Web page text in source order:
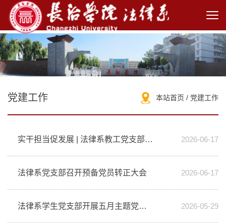
党建工作 本站首页 / 党建工作
实干担当促发展 | 法律系教工党支部开展主题党日活动 2026-06-17
法律系党支部召开预备党员转正大会 2026-06-17
法律系学生党支部开展五月主题党日活动 2026-05-29